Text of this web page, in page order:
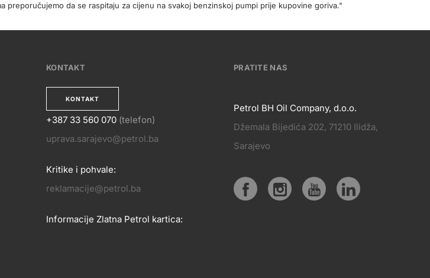
da se raspitaju za cijenu na svakoj benzinskoj pumpi prije kupovine goriva."
KONTAKT
KONTAKT
KONTAKT
+387 33 560 070 (telefon)
uprava.sarajevo@petrol.ba
Kritike i pohvale:
reklamacije@petrol.ba
Informacije Zlatna Petrol kartica:
PRATITE NAS
PRATITE
NAS
Petrol BH Oil Company, d.o.o.
Džemala Bijedića 202, 71210 Ilidža,
Sarajevo